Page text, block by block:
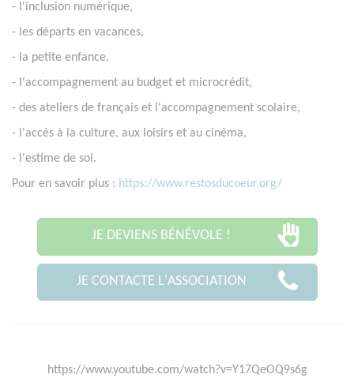
- l'inclusion numérique,
- les départs en vacances,
- la petite enfance,
- l'accompagnement au budget et microcrédit,
- des ateliers de français et l'accompagnement scolaire,
- l'accès à la culture, aux loisirs et au cinéma,
- l'estime de soi.
Pour en savoir plus : https://www.restosducoeur.org/
JE DEVIENS BÉNÉVOLE !
JE CONTACTE L'ASSOCIATION
https://www.youtube.com/watch?v=Y17QeOQ9s6g